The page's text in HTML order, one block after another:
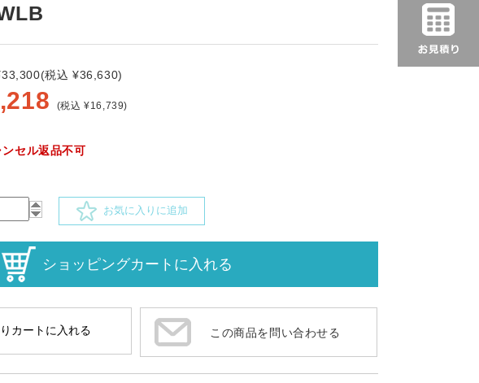
税込 ¥36,630)
(税込 ¥16,739)
セル返品不可
お気に入りに追加
この商品を問い合わせる